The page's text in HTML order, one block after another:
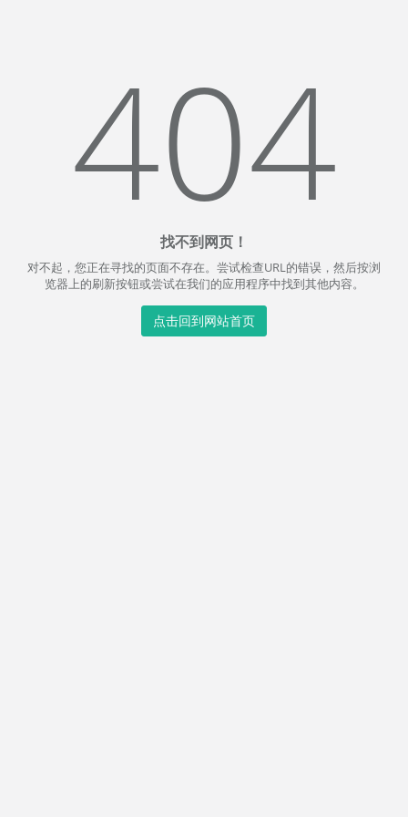
404
找不到网页！
对不起，您正在寻找的页面不存在。尝试检查URL的错误，然后按浏
览器上的刷新按钮或尝试在我们的应用程序中找到其他内容。
点击回到网站首页